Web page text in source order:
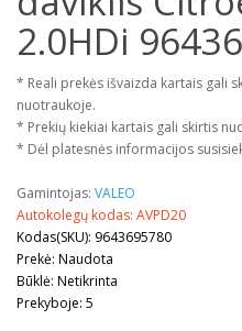
2.0HDi
* Reali prekės išvaizda kartais gali
nuotraukoje.
* Prekių kiekiai kartais gali skirtis
* Dėl platesnės informacijos
Gamintojas:VALEO
Autokolegų kodas: AVPD20
Kodas(SKU): 9643695780
Prekė: Naudota
Būklė: Netikrinta
Prekyboje: 5